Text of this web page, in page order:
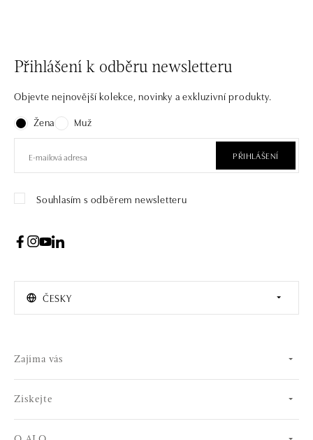
Přihlášení k odběru newsletteru
Objevte nejnovější kolekce, novinky a exkluzivní produkty.
Žena
Muž
PŘIHLÁŠENÍ
Souhlasím s odběrem newsletteru
ČESKY
Zajíma vás
Získejte